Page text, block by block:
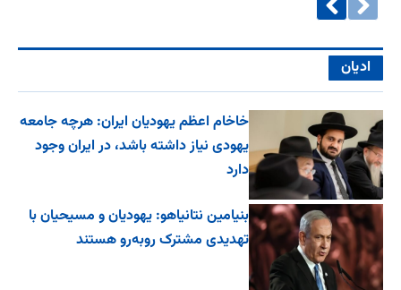
ادیان
خاخام اعظم یهودیان ایران: هرچه جامعه
یهودی نیاز داشته باشد، در ایران وجود
دارد
بنیامین نتانیاهو: یهودیان و مسیحیان با
تهدیدی مشترک روبه‌رو هستند